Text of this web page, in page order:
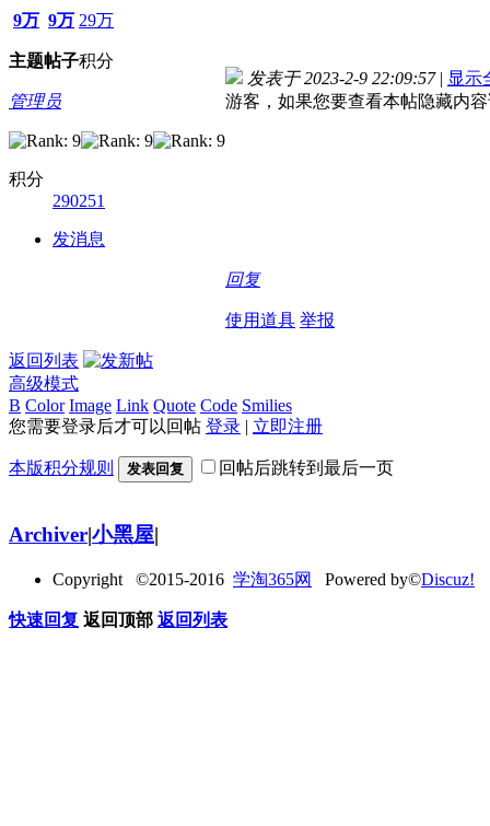
9万
主题
9万
帖子
29万
积分
管理员
积分
290251
发消息
发表于 2023-2-9 22:09:57 | 显示
游客，如果您要查看本帖隐藏内
回复
使用道具 举报
返回列表
高级模式
B Color Image Link Quote Code Smilies
您需要登录后才可以回帖 登录 | 立即注册
本版积分规则 发表回复 回帖后跳转到最后一页
Archiver|小黑屋|
Copyright ©2015-2016 学淘365网 Powered by©Discuz!
快速回复 返回顶部 返回列表